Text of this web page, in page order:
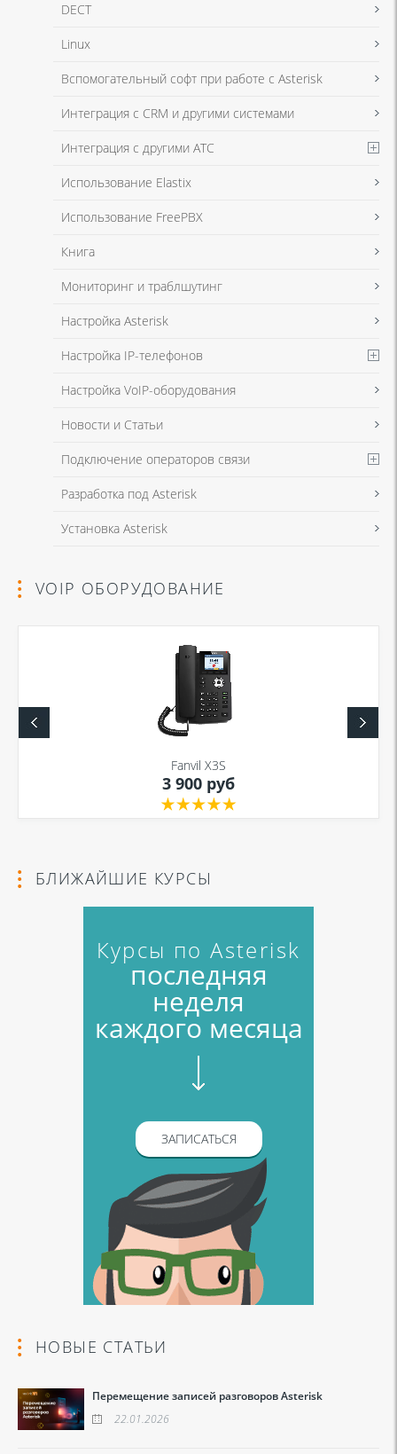
Я даю согласие на обработку моих персональных данных для связи
в соответствии с Политикой в отношении обработки персональных
Я даю согласие на обработку моих персональных данных для связи
в соответствии с Политикой в отношении обработки персональных
DECT
Linux
Вспомогательный софт при работе с Asterisk
Интеграция с CRM и другими системами
Интеграция с другими АТС
Использование Elastix
Использование FreePBX
Книга
Мониторинг и траблшутинг
Настройка Asterisk
Настройка IP-телефонов
Настройка VoIP-оборудования
Новости и Статьи
Подключение операторов связи
Разработка под Asterisk
Установка Asterisk
VOIP ОБОРУДОВАНИЕ
Fanvil X3S
3 900 руб
БЛИЖАЙШИЕ КУРСЫ
Курсы по Asterisk
последняя
неделя
каждого месяца
ЗАПИСАТЬСЯ
НОВЫЕ СТАТЬИ
Перемещение записей разговоров Asterisk
22.01.2026